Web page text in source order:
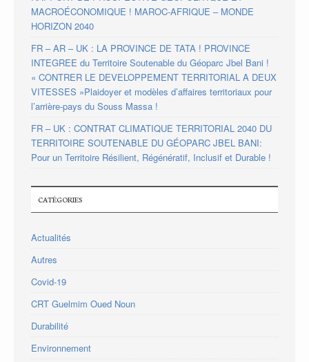
MACROÉCONOMIQUE ! MAROC-AFRIQUE – MONDE
HORIZON 2040
FR – AR – UK : LA PROVINCE DE TATA ! PROVINCE
INTEGREE du Territoire Soutenable du Géoparc Jbel Bani !
« CONTRER LE DEVELOPPEMENT TERRITORIAL A DEUX
VITESSES »Plaidoyer et modèles d’affaires territoriaux pour
l’arrière-pays du Souss Massa !
FR – UK : CONTRAT CLIMATIQUE TERRITORIAL 2040 DU
TERRITOIRE SOUTENABLE DU GÉOPARC JBEL BANI:
Pour un Territoire Résilient, Régénératif, Inclusif et Durable !
CATÉGORIES
Actualités
Autres
Covid-19
CRT Guelmim Oued Noun
Durabilité
Environnement